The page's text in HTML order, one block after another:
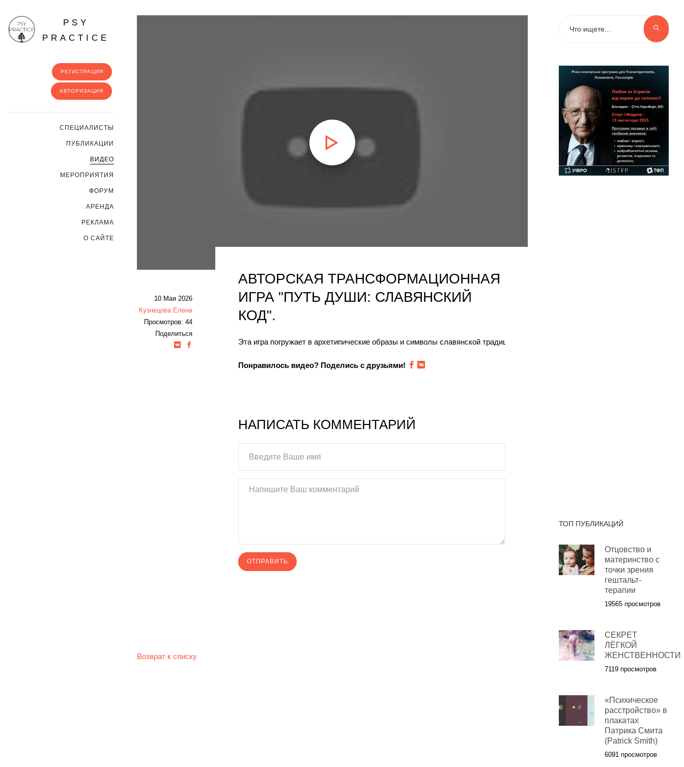
PSY
PRACTICE
РЕГИСТРАЦИЯ
АВТОРИЗАЦИЯ
CПЕЦИАЛИСТЫ
ПУБЛИКАЦИИ
ВИДЕО
МЕРОПРИЯТИЯ
ФОРУМ
АРЕНДА
РЕКЛАМА
О САЙТЕ
АВТОРСКАЯ ТРАНСФОРМАЦИОННАЯ
ИГРА "ПУТЬ ДУШИ: СЛАВЯНСКИЙ
КОД".
10 Мая 2026
Кузнецова Елена
Просмотров: 44
Поделиться
Эта игра погружает в архетипические образы и символы славянской традиции. Через взаимодействие с древними
Понравилось видео? Поделись с друзьями!
НАПИСАТЬ КОММЕНТАРИЙ
Возврат к списку
ТОП ПУБЛИКАЦИЙ
Отцовство и
материнство с
точки зрения
гештальт-
терапии
19565 просмотров
СЕКРЕТ
ЛЁГКОЙ
ЖЕНСТВЕННОСТИ
7119 просмотров
«Психическое
расстройство» в
плакатах
Патрика Смита
(Patrick Smith)
6091 просмотров